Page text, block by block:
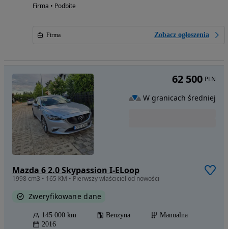
Firma • Podbite
Firma Zobacz ogłoszenia
Mazda 6 2.0 Skypassion I-ELoop
1998 cm3 • 165 KM • Pierwszy właściciel od nowości
Zweryfikowane dane
145 000 km Benzyna
Manualna
2016
62 500 PLN
W granicach średniej